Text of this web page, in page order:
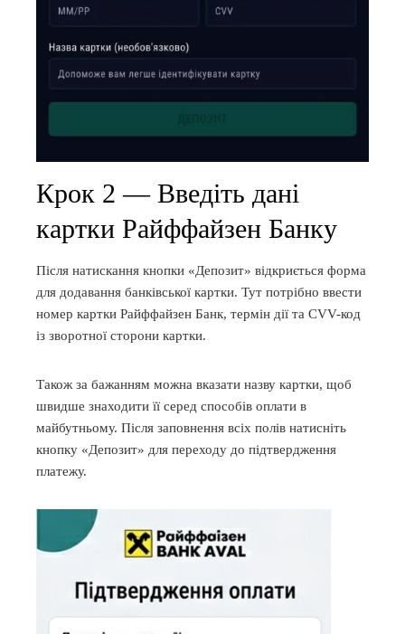
Крок 2 — Введіть дані
картки Райффайзен Банку
Після натискання кнопки «Депозит» відкриється форма
для додавання банківської картки. Тут потрібно ввести
номер картки Райффайзен Банк, термін дії та CVV-код
із зворотної сторони картки.
Також за бажанням можна вказати назву картки, щоб
швидше знаходити її серед способів оплати в
майбутньому. Після заповнення всіх полів натисніть
кнопку «Депозит» для переходу до підтвердження
платежу.